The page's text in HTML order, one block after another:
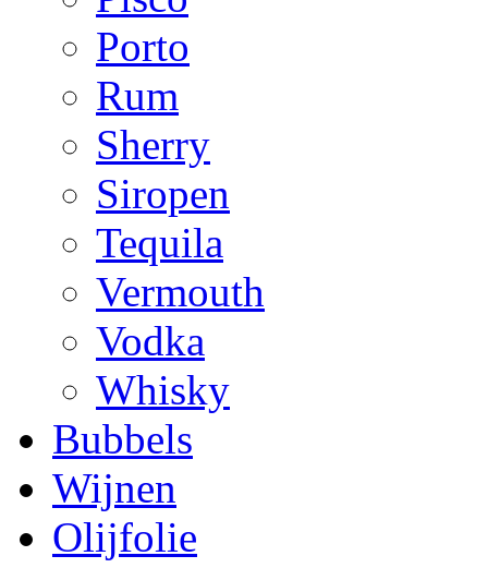
Porto
Rum
Sherry
Siropen
Tequila
Vermouth
Vodka
Whisky
Bubbels
Wijnen
Olijfolie